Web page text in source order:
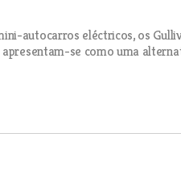
autocarros eléctricos, os
se como uma